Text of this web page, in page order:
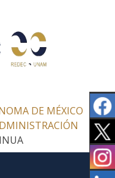
DE MÉXICO